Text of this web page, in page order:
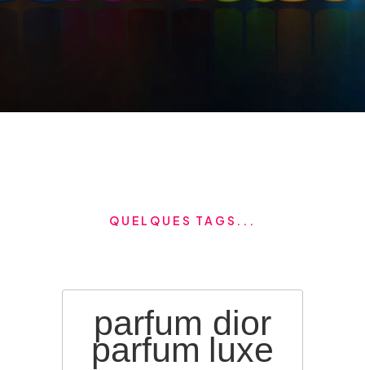
QUELQUES TAGS...
parfum dior
parfum luxe